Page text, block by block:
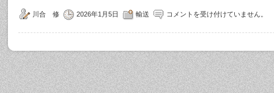
川合 修 2026年1月5日 輸送 コメントを受け付けていません。